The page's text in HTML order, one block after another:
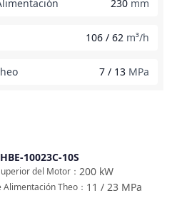
230 mm
106 / 62 m³/h
7 / 13 MPa
10023C-10S
200 kW
del Motor ：
11 / 23 MPa
Alimentación Theo ：